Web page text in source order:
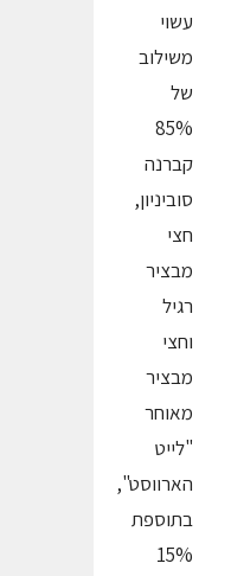
עשוי
משילוב
של
85%
קברנה
סוביניון,
חצי
מבציר
רגיל
וחצי
מבציר
מאוחר
"לייט
הארווסט",
בתוספת
15%